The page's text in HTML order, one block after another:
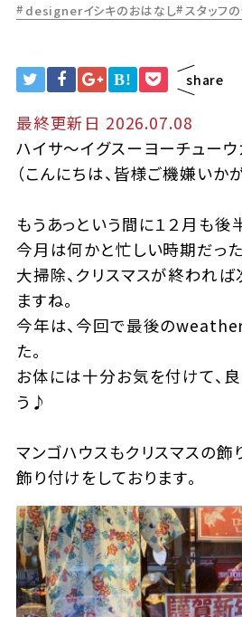
designerイシキのおはなし スタッフ
B! share
最終更新日 2026.07.08
ハイサ～イグスーヨーチュー
（こんにちは、皆様ご機嫌いか
もうあっという間に１２月も後
今月は何かと忙しい時期だった
大掃除、クリスマスが終われ
ますね。
今年は、今回で最後の
た。
お体には十分お気を付けて、
う♪
マンゴハウスもクリスマスの飾
飾り付けをしております。